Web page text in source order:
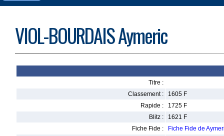
VIOL-BOURDAIS Aymeric
Titre :
Classement :
1605 F
Rapide :
1725 F
Blitz :
1621 F
Fiche Fide :
Fiche Fide de